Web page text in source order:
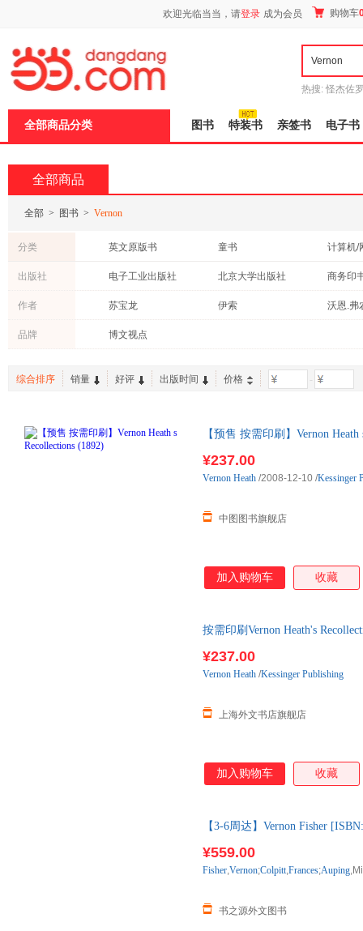
欢迎光临当当，请登录 成为会员 购物车
热搜: 怪杰佐
全部商品分类 图书 特装书 亲签书 电子书
全部商品
全部 > 图书 > Vernon
分类 英文原版书 童书
计算机/
医学
小说
外语
其他语种原版书
出版社 电子工业出版社 北京大学出版社
商务印
机械工业出版社
人民文
作者 苏宝龙 伊索
沃恩.弗
高峰
品牌 博文视点
综合排序 销量 好评 出版时间 价格 -
【预售 按需印刷】Vernon
¥237.00
中图图书旗舰店
Vernon Heath /2008-12-10 /Kessinger
加入购物车 收藏
按需印刷Vernon Heath's
¥237.00
上海外文书店旗舰店
Vernon Heath /Kessinger Publishing
加入购物车 收藏
【3-6周达】Vernon Fisher
¥559.00
书之源外文图书
Fisher,Vernon;Colpitt,Frances;Auping
页
加